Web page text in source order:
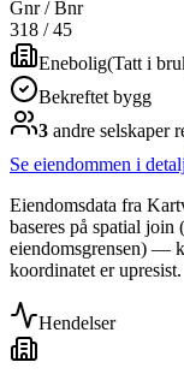
Gnr / Bnr
318 /45
Enebolig(Tatt i
Bekreftet bygg
3 andre selskaper
Se eiendommen i detalj
Eiendomsdata fra
baseres på spatial
eiendomsgrensen) —
koordinatet er upresist.
Hendelser